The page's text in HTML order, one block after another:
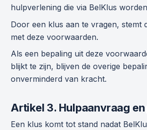
hulpverlening die via BelKlus
Door een klus aan te vragen, stemt
met deze voorwaarden.
Als een bepaling uit deze
blijkt te zijn, blijven de overige
onverminderd van kracht.
Artikel 3. Hulpaanvraag
Een klus komt tot stand nadat